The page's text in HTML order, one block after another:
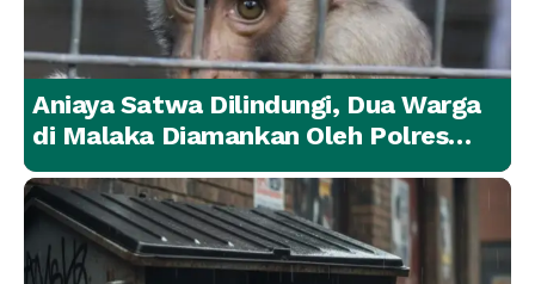
Aniaya Satwa Dilindungi, Dua Warga
di Malaka Diamankan Oleh Polres
Malaka